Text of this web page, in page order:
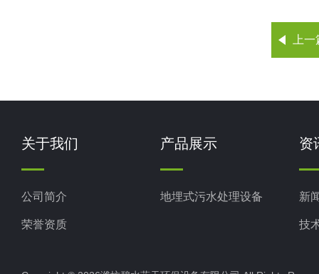
上
关于我们
公司简介
荣誉资质
产品展示
地埋式污水处理设备
资
新
技